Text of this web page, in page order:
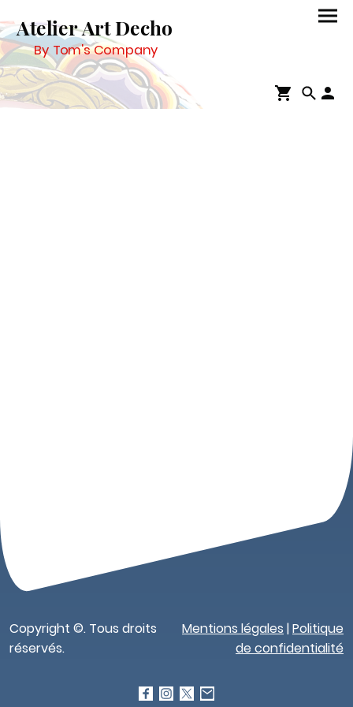
Atelier Art Decho
By Tom's Company
Copyright ©. Tous droits
réservés.
Mentions légales |Politique
de confidentialité